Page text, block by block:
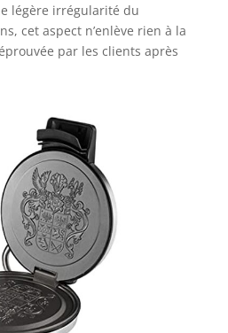
légère irrégularité du
cet aspect n’enlève rien à la
par les clients après